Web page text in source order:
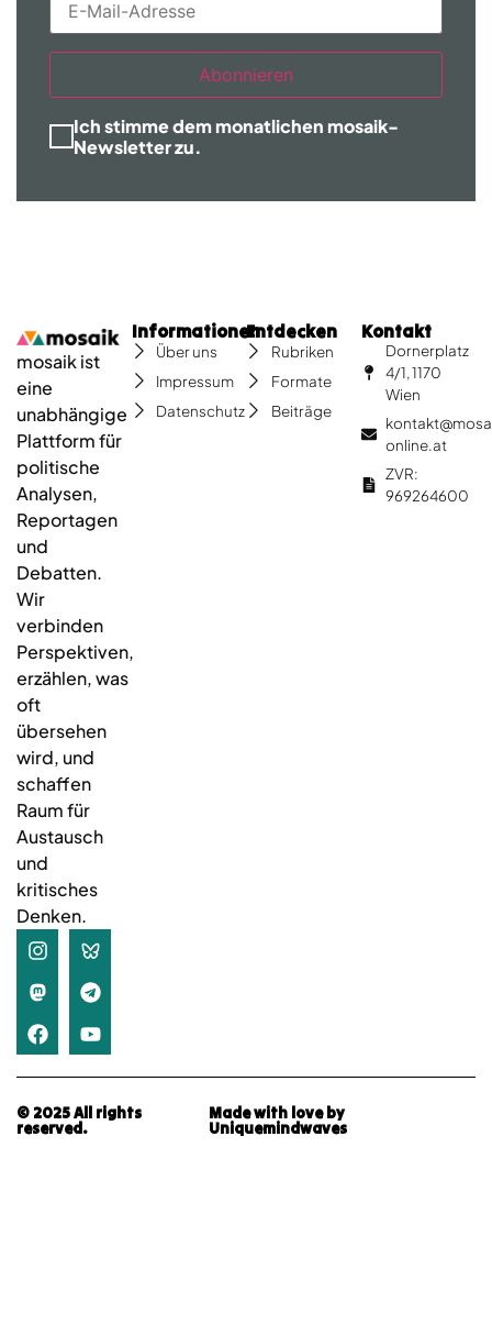
Abonnieren
Ich stimme dem monatlichen mosaik-
Newsletter zu.
mosaik ist
eine
unabhängige
Plattform für
politische
Analysen,
Reportagen
und
Debatten.
Wir
verbinden
Perspektiven,
erzählen, was
oft
übersehen
wird, und
schaffen
Raum für
Austausch
und
kritisches
Denken.
Informationen
Über uns
Impressum
Datenschutz
Entdecken
Rubriken
Formate
Beiträge
Kontakt
Dornerplatz
4/1, 1170
Wien
online.at
ZVR:
969264600
© 2025 All rights
reserved.
Made with love by
Uniquemindwaves